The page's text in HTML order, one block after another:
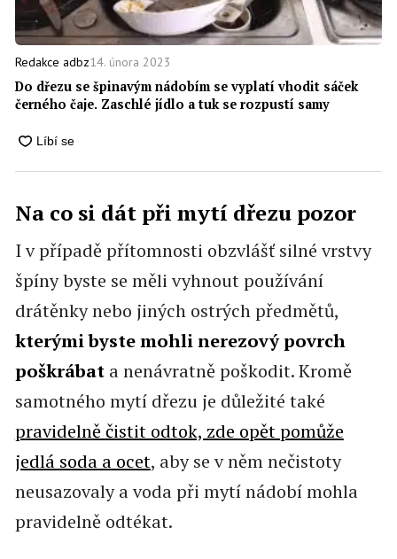
Redakce adbz14. února 2023
Do dřezu se špinavým nádobím se vyplatí vhodit sáček
černého čaje. Zaschlé jídlo a tuk se rozpustí samy
Na co si dát při mytí dřezu pozor
I v případě přítomnosti obzvlášť silné vrstvy
špíny byste se měli vyhnout používání
drátěnky nebo jiných ostrých předmětů,
kterými byste mohli nerezový povrch
poškrábata nenávratně poškodit. Kromě
samotného mytí dřezu je důležité také
pravidelně čistit odtok, zde opět pomůže
jedlá soda a ocet, aby se v něm nečistoty
neusazovaly a voda při mytí nádobí mohla
pravidelně odtékat.